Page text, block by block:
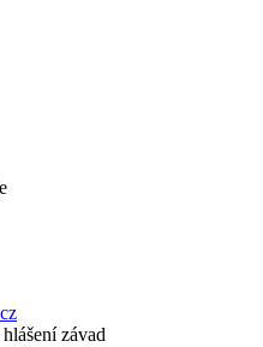
závad